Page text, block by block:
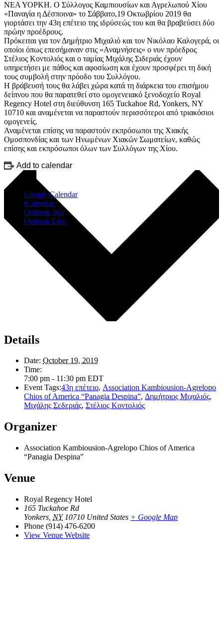
ΝΕΑ ΥΟΡΚΗ. Ο Σύλλογος Καμπιουσίων και Αγρελωπού Χίου
«Παναγία η Δέσποινα» το Σάββατο,19 Οκτωβρίου 2019 θα
γιορτάσει την 43η επέτειο της ιδρύσεώς του και θα βραβεύσει δύο
πρώην προέδρους.
Πρόκειται για τον Δημήτριο Μιχαλιό και τον Νικόλαο Καλογερά, οι
οποίοι όπως επεσήμαναν στις «Αναμνήσεις» ο νυν πρόεδρος
Στέλιος Κοντολιός και ο ταμίας Μιχάλης Σιδεριάς έχουν
υπηρετήσει με πάθος και αφοσίωση και έχουν προσφέρει τη δική
τους συμβολή στην πρόοδο του Συλλόγου.
Η βράβευσή τους θα λάβει χώρα κατά τη διάρκεια του επισήμου
δείπνου που θα παρατεθεί στο ομογενειακό ξενοδοχείο Royal
Regency Hotel στη διεύθυνση 165 Tuckahoe Rd, Yonkers, NY
10710 και αναμένεται να παραστούν περισσότεροι από τριακόσιοι
ομογενείς.
Αναμένεται επίσης να παραστούν εκπρόσωποι της Χιακής
Ομοσπονδίας και των Ηνωμένων Χιακών Σωματείων, καθώς
επίσης και εκπρόσωποι όλων των Συλλόγων της Χίου.
Add to calendar
Google Calendar
iCalendar
Outlook 365
Outlook Live
Details
Date: October 19, 2019
Time:
7:00 pm - 11:30 pm EDT
Event Tags:43η επέτειο, Association Kambiousion-Agrelopo
Chios of America “Panagia Despina”, Δημήτριος Μιχαλιός,
Μιχάλης Σεδεριάς, Στέλιος Κοντολιός
Organizer
Association Kambiousion-Agrelopo Chios of America
“Panagia Despina”
Venue
Royal Regency Hotel
165 Tuckahoe Rd
Yonkers NY 10710 United States + Google Map
Phone (914) 476-6200
View Venue Website